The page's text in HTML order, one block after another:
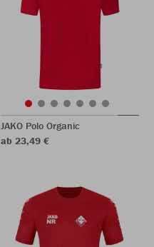
JAKO Polo Organic
ab 23,49 €